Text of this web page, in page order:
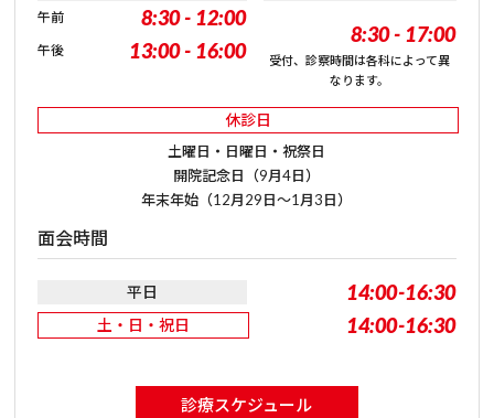
午前 8:30 - 12:00
午後 13:00 - 16:00
8:30 - 17:00
受付、診察時間は各科によって異
なります。
休診日
土曜日・日曜日・祝祭日
開院記念日（9月4日）
年末年始（12月29日～1月3日）
診療スケジュール
面会時間
平日 14:00-16:30
土・日・祝日 14:00-16:30